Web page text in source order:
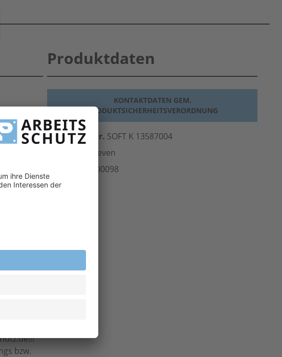
Sie in hier.
bzw.
Produktdaten
KONTAKTDATEN GEM.
PRODUKTSICHERHEITSVERORDNUNG
Herst.-Art.-Nr. SOFT K 13587004
greven
704.00098
Einheit